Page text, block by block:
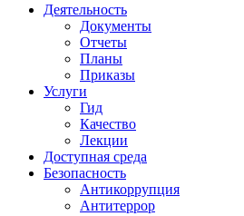
Деятельность
Документы
Отчеты
Планы
Приказы
Услуги
Гид
Качество
Лекции
Доступная среда
Безопасность
Антикоррупция
Антитеррор